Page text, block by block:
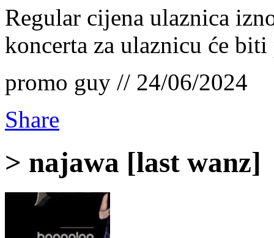
Regular cijena ulaznica
koncerta za ulaznicu će
promo guy // 24/06/2024
Share
> najawa [last wanz]